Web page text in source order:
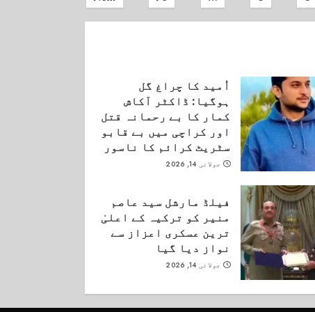
اُمید کا چراغ گل
ہوگیا: ڈاکٹر آکاش
کمار کا بے رحمانہ قتل
اور کراچی میں بے قابو
سٹریٹ کرائم کا ناسور
جولائی 14, 2026
فیلڈ مارشل سید عاصم
منیر کو ترکیہ کے اعلیٰ
ترین عسکری اعزاز سے
نواز دیا گیا
جولائی 14, 2026